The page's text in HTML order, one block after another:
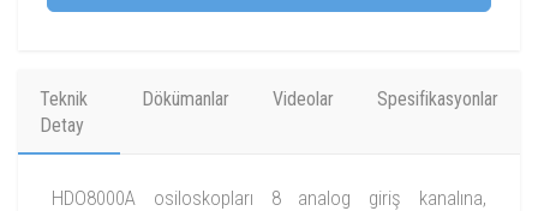
Teknik
Detay
Dökümanlar Videolar Spesifikasyonlar
HDO8000A osiloskopları 8 analog giriş kanalına,